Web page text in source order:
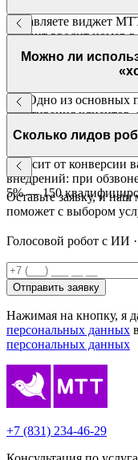
Добавляете виджет
Клиент вводит номер
соединяет его с
секунд.
Можно ли
Да. Одно из
реактивация
напоминает о
и квалифицирует
Сколько лидов
Зависит от конверсии
внедрений: при
5% — 150
Оставьте заявку, и наш
поможет с выбором
Голосовой робот с ИИ
Отправить заявку
Нажимая на кнопку, я
персональных данных
персональных данных
+7 (831) 234-46-29